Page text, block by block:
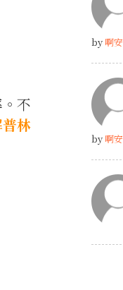
不
林
by 啊安
by 啊安